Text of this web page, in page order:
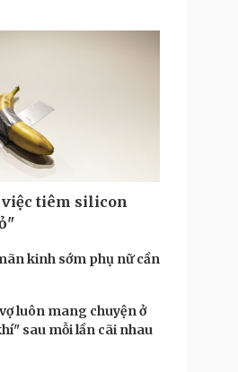
việc tiêm silicon
kinh sớm phụ nữ cần
luôn mang chuyện ở
sau mỗi lần cãi nhau